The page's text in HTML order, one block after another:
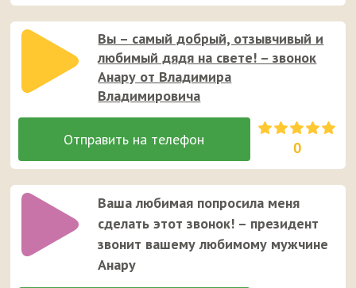
Вы – самый добрый, отзывчивый и
любимый дядя на свете! – звонок
Анару от Владимира
Владимировича
0
Ваша любимая попросила меня
сделать этот звонок! – президент
звонит вашему любимому мужчине
Анару